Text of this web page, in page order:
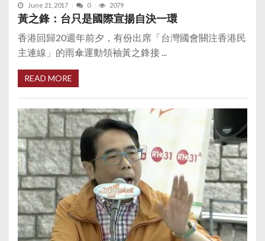
June 21, 2017 0 2079
黃之鋒：台只是國際宣揚自決一環
香港回歸20週年前夕，有份出席「台灣國會關注香港民
主連線」的雨傘運動領袖黃之鋒接 ...
READ MORE